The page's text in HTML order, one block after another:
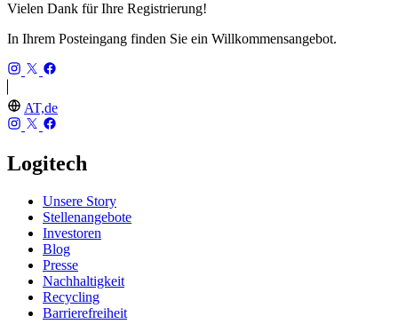
Vielen Dank für Ihre Registrierung!
In Ihrem Posteingang finden Sie ein Willkommensangebot.
AT,de
Logitech
Unsere Story
Stellenangebote
Investoren
Blog
Presse
Nachhaltigkeit
Recycling
Barrierefreiheit